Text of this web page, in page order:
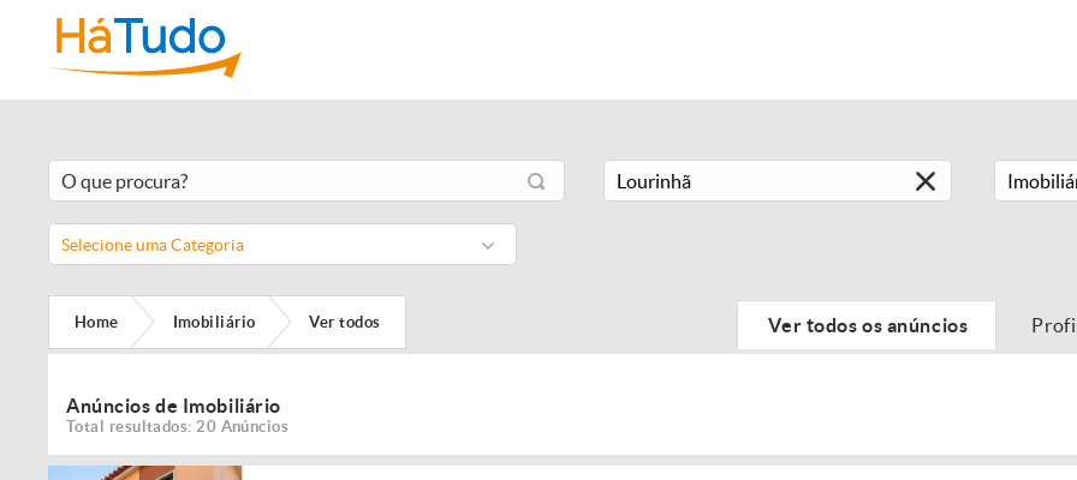
Selecione uma Categoria
Home Imobiliário Ver todos Ver todos os anúncios
Anúncios de Imobiliário
Total resultados: 20 Anúncios